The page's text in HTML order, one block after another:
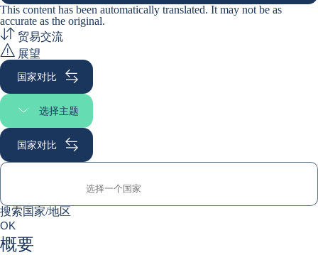
This content has been automatically translated. It may not be as
accurate as the original.
贸易交流
展望
国家对比
选择主题
选择页面
国家对比
搜索国家/地区
0suggestions
搜索国家/地区
OK
概要